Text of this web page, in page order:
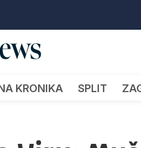
KRONIKA SPLIT